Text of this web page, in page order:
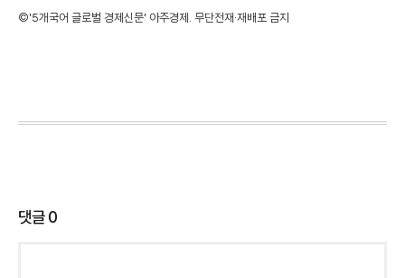
©'5개국어 글로벌 경제신문' 아주경제. 무단전재·재배포 금지
댓글0